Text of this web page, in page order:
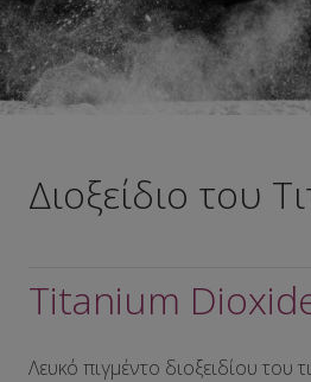
Διοξείδιο του
Titanium
Λευκό πιγμέντο διοξειδίου του